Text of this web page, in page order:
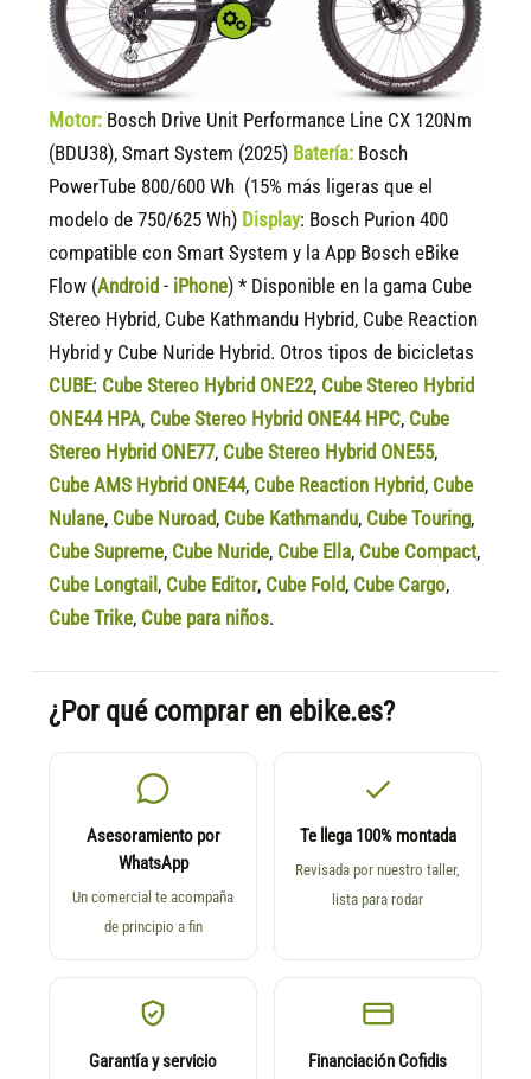
Motor: Bosch Drive Unit Performance Line CX 120Nm
(BDU38), Smart System (2025) Batería: Bosch
PowerTube 800/600 Wh (15% más ligeras que el
modelo de 750/625 Wh) Display: Bosch Purion 400
compatible con Smart System y la App Bosch eBike
Flow (Android - iPhone) * Disponible en la gama Cube
Stereo Hybrid, Cube Kathmandu Hybrid, Cube Reaction
Hybrid y Cube Nuride Hybrid. Otros tipos de bicicletas
CUBE: Cube Stereo Hybrid ONE22, Cube Stereo Hybrid
ONE44 HPA, Cube Stereo Hybrid ONE44 HPC, Cube
Stereo Hybrid ONE77, Cube Stereo Hybrid ONE55,
Cube AMS Hybrid ONE44, Cube Reaction Hybrid, Cube
Nulane, Cube Nuroad, Cube Kathmandu, Cube Touring,
Cube Supreme, Cube Nuride, Cube Ella, Cube Compact,
Cube Longtail , Cube Editor, Cube Fold, Cube Cargo,
Cube Trike, Cube para niños.
¿Por qué comprar en ebike.es?
Asesoramiento por
WhatsApp
Un comercial te acompaña
de principio a fin
Te llega 100% montada
Revisada por nuestro taller,
lista para rodar
Garantía y servicio
Financiación Cofidis